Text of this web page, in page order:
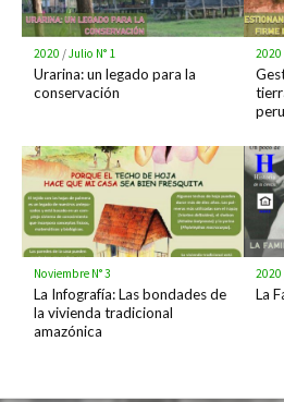
2020 /Julio N° 1
Urarina: un legado para la
conservación
2020
Noviembre N° 3
La Infografía: Las bondades de
la vivienda tradicional
amazónica
2020
La